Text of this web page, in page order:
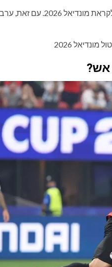
אילן היוחסין הזה הפך אותו לאחד מהפקידים
2026